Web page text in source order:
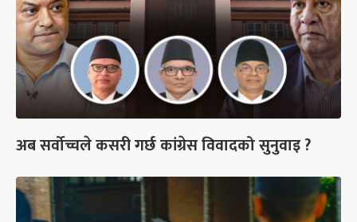
अब सर्वोच्चले कसरी गर्छ कांग्रेस विवादको सुनुवाइ ?